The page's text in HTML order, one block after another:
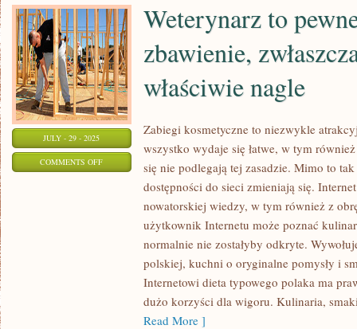
JULY - 29 - 2025
COMMENTS OFFON
WETERYNARZ
ZBAWIENIE,
ZWŁASZCZA,
Weterynarz to
zbawienie,
właściwie nagle
Zabiegi kosmetyczne to niezwykle
wszystko wydaje się łatwe, w tym
się nie podlegają tej zasadzie. Mimo to
dostępności do sieci zmieniają się.
nowatorskiej wiedzy, w tym również z
użytkownik Internetu może poznać
normalnie nie zostałyby odkryte.
polskiej, kuchni o oryginalne pomysły i
Internetowi dieta typowego polaka ma
dużo korzyści dla wigoru. Kulinaria,
Read More ]